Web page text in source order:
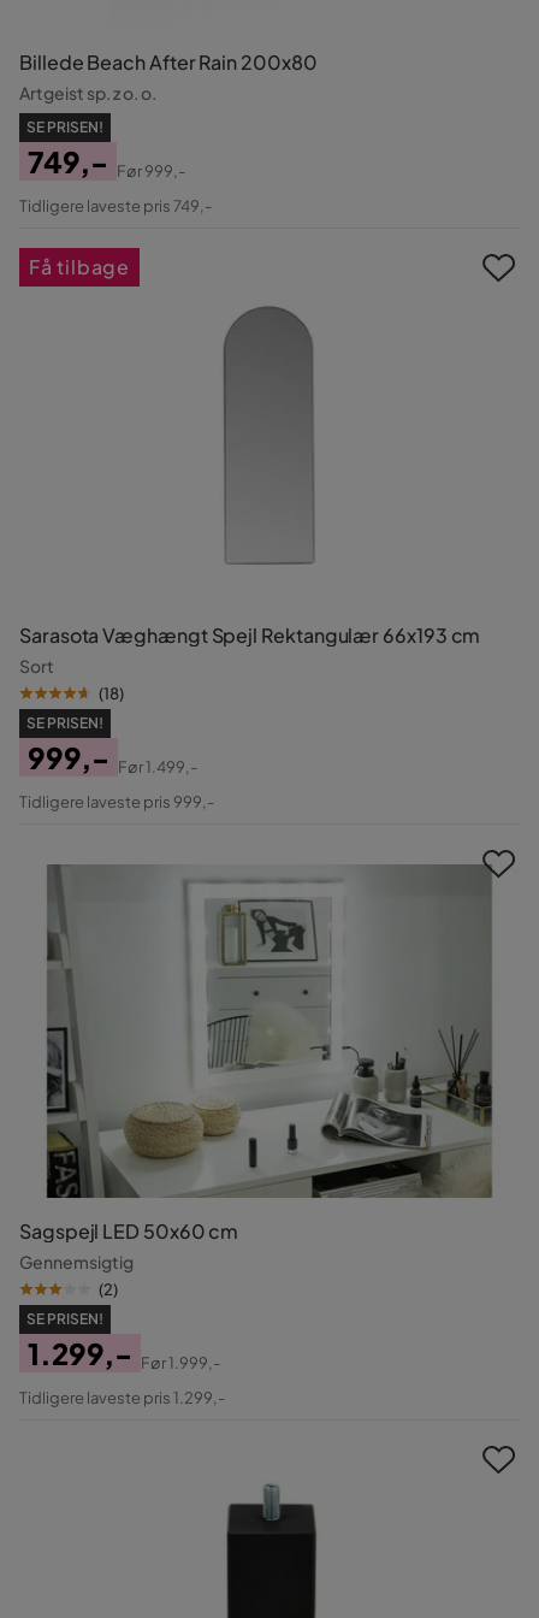
Billede Beach After Rain 200x80
Artgeist sp. z o. o.
SE PRISEN!
Pris
749,-
Original
Før999,-
Tidligere laveste pris 749,-
Sarasota Væghængt Spejl Rektangulær 66x193 cm
Sort
(18)
SE PRISEN!
Pris
999,-
Original
Før1.499,-
Tidligere laveste pris 999,-
Få tilbage
Sagspejl LED 50x60 cm
Gennemsigtig
(2)
SE PRISEN!
Pris
1.299,-
Original
Før1.999,-
Tidligere laveste pris 1.299,-